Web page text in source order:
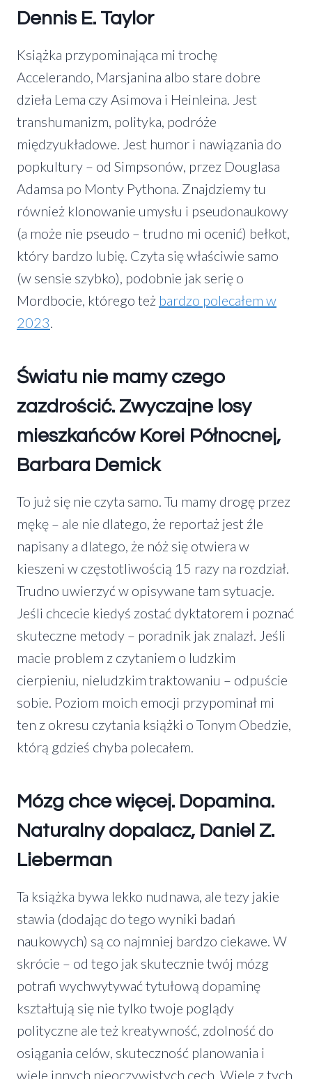
Dennis E. Taylor
Książka przypominająca mi trochę
Accelerando, Marsjanina albo stare dobre
dzieła Lema czy Asimova i Heinleina. Jest
transhumanizm, polityka, podróże
międzyukładowe. Jest humor i nawiązania do
popkultury – od Simpsonów, przez Douglasa
Adamsa po Monty Pythona. Znajdziemy tu
również klonowanie umysłu i pseudonaukowy
(a może nie pseudo – trudno mi ocenić) bełkot,
który bardzo lubię. Czyta się właściwie samo
(w sensie szybko), podobnie jak serię o
Mordbocie, którego też bardzo polecałem w
2023.
Światu nie mamy czego
zazdrościć. Zwyczajne losy
mieszkańców Korei Północnej,
Barbara Demick
To już się nie czyta samo. Tu mamy drogę przez
mękę – ale nie dlatego, że reportaż jest źle
napisany a dlatego, że nóż się otwiera w
kieszeni w częstotliwością 15 razy na rozdział.
Trudno uwierzyć w opisywane tam sytuacje.
Jeśli chcecie kiedyś zostać dyktatorem i poznać
skuteczne metody – poradnik jak znalazł. Jeśli
macie problem z czytaniem o ludzkim
cierpieniu, nieludzkim traktowaniu – odpuście
sobie. Poziom moich emocji przypominał mi
ten z okresu czytania książki o Tonym Obedzie,
którą gdzieś chyba polecałem.
Mózg chce więcej. Dopamina.
Naturalny dopalacz, Daniel Z.
Lieberman
Ta książka bywa lekko nudnawa, ale tezy jakie
stawia (dodając do tego wyniki badań
naukowych) są co najmniej bardzo ciekawe. W
skrócie – od tego jak skutecznie twój mózg
potrafi wychwytywać tytułową dopaminę
kształtują się nie tylko twoje poglądy
polityczne ale też kreatywność, zdolność do
osiągania celów, skuteczność planowania i
wiele innych nieoczywistych cech. Wiele z tych